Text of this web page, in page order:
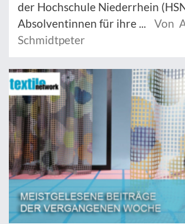
der Hochschule Niederrhein
Absolventinnen für ihre ...
Von
Schmidtpeter